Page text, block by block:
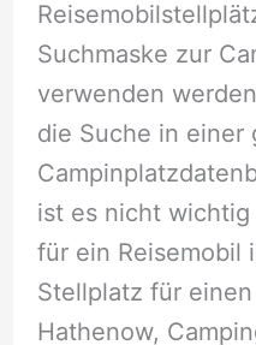
Suchmaske zur
verwenden
die Suche in einer
ist es nicht
für ein Reisemobil
Stellplatz für
Hathenow,